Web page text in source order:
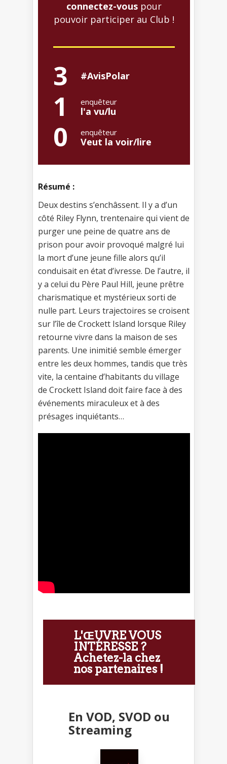
connectez-vous pour
pouvoir participer au Club !
3 #AvisPolar
1 enquêteur
l'a vu/lu
0 enquêteur
Veut la voir/lire
Résumé :
Deux destins s’enchâssent. Il y a d’un
côté Riley Flynn, trentenaire qui vient de
purger une peine de quatre ans de
prison pour avoir provoqué malgré lui
la mort d’une jeune fille alors qu’il
conduisait en état d’ivresse. De l’autre, il
y a celui du Père Paul Hill, jeune prêtre
charismatique et mystérieux sorti de
nulle part. Leurs trajectoires se croisent
sur l’île de Crockett Island lorsque Riley
retourne vivre dans la maison de ses
parents. Une inimitié semble émerger
entre les deux hommes, tandis que très
vite, la centaine d’habitants du village
de Crockett Island doit faire face à des
événements miraculeux et à des
présages inquiétants…
L'ŒUVRE VOUS
INTÉRESSE ?
Achetez-la chez
nos partenaires !
En VOD, SVOD ou
Streaming